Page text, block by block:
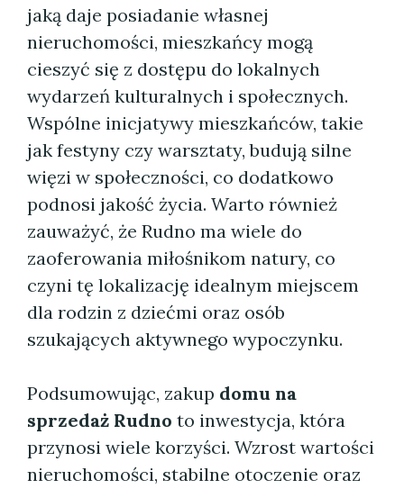
jaką daje posiadanie własnej
nieruchomości, mieszkańcy mogą
cieszyć się z dostępu do lokalnych
wydarzeń kulturalnych i społecznych.
Wspólne inicjatywy mieszkańców, takie
jak festyny czy warsztaty, budują silne
więzi w społeczności, co dodatkowo
podnosi jakość życia. Warto również
zauważyć, że Rudno ma wiele do
zaoferowania miłośnikom natury, co
czyni tę lokalizację idealnym miejscem
dla rodzin z dziećmi oraz osób
szukających aktywnego wypoczynku.
Podsumowując, zakup domu na
sprzedaż Rudno to inwestycja, która
przynosi wiele korzyści. Wzrost wartości
nieruchomości, stabilne otoczenie oraz